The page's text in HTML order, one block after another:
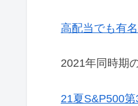
高配当でも有
2021年同時期
21夏S&P500